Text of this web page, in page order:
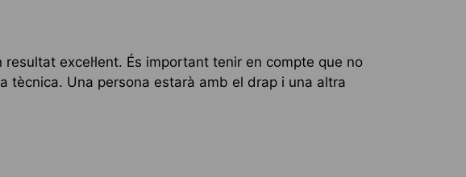
excel·lent. És important tenir en compte que no
tècnica. Una persona estarà amb el drap i una altra